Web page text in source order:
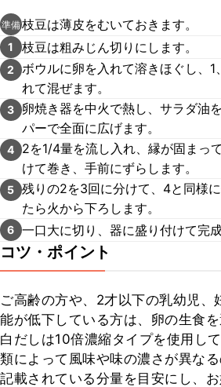
準備枝豆は薄皮をむいておきます。
1 枝豆は粗みじん切りにします。
2
ボウルに卵を入れて溶きほぐし、
れて混ぜます。
3
卵焼き器を中火で熱し、サラダ油
パーで全面に広げます。
4
2を1/4量を流し入れ、縁が固まっ
けて巻き、手前にずらします。
5 残りの2を3回に分けて、4と同様
たら火から下ろします。
6 一口大に切り、器に盛り付けて完成
コツ・ポイント
ご高齢の方や、2才以下の乳幼児、
能が低下している方は、卵の生食を
白だしは10倍濃縮タイプを使用し
類によって風味や味の濃さが異な
記載されている分量を目安にし、